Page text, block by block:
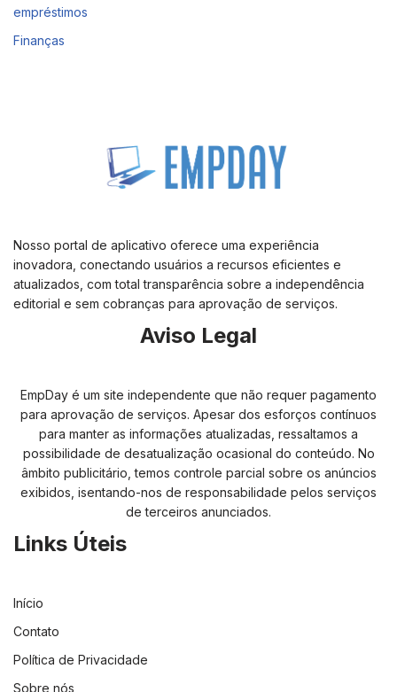
empréstimos
Finanças
Nosso portal de aplicativo oferece uma experiência
inovadora, conectando usuários a recursos eficientes e
atualizados, com total transparência sobre a independência
editorial e sem cobranças para aprovação de serviços.
Aviso Legal
EmpDay é um site independente que não requer pagamento
para aprovação de serviços. Apesar dos esforços contínuos
para manter as informações atualizadas, ressaltamos a
possibilidade de desatualização ocasional do conteúdo. No
âmbito publicitário, temos controle parcial sobre os anúncios
exibidos, isentando-nos de responsabilidade pelos serviços
de terceiros anunciados.
Links Úteis
Início
Contato
Política de Privacidade
Sobre nós